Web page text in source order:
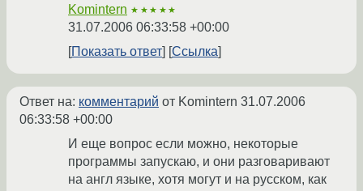
Komintern ★★★★★
31.07.2006 06:33:58 +00:00
Показать ответ
Ссылка
Ответ на: комментарий от Komintern 31.07.2006
06:33:58 +00:00
И еще вопрос если можно, некоторые
программы запускаю, и они разговаривают
на англ языке, хотя могут и на русском, как